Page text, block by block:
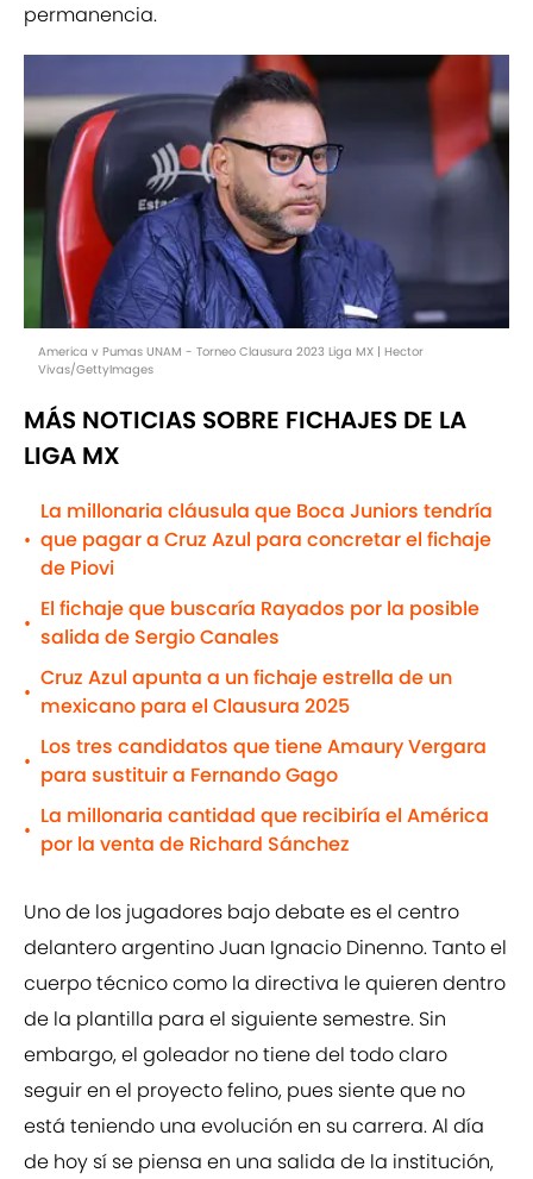
permanencia.
America v Pumas UNAM - Torneo Clausura 2023 Liga MX | Hector
Vivas/GettyImages
MÁS NOTICIAS SOBRE FICHAJES DE LA
LIGA MX
•
La millonaria cláusula que Boca Juniors tendría
que pagar a Cruz Azul para concretar el fichaje
de Piovi
•
El fichaje que buscaría Rayados por la posible
salida de Sergio Canales
•
Cruz Azul apunta a un fichaje estrella de un
mexicano para el Clausura 2025
•
Los tres candidatos que tiene Amaury Vergara
para sustituir a Fernando Gago
•
La millonaria cantidad que recibiría el América
por la venta de Richard Sánchez
Uno de los jugadores bajo debate es el centro
delantero argentino Juan Ignacio Dinenno. Tanto el
cuerpo técnico como la directiva le quieren dentro
de la plantilla para el siguiente semestre. Sin
embargo, el goleador no tiene del todo claro
seguir en el proyecto felino, pues siente que no
está teniendo una evolución en su carrera. Al día
de hoy sí se piensa en una salida de la institución,